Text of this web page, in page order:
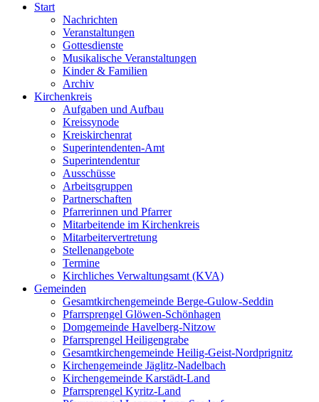
Start
Nachrichten
Veranstaltungen
Gottesdienste
Musikalische Veranstaltungen
Kinder & Familien
Archiv
Kirchenkreis
Aufgaben und Aufbau
Kreissynode
Kreiskirchenrat
Superintendenten-Amt
Superintendentur
Ausschüsse
Arbeitsgruppen
Partnerschaften
Pfarrerinnen und Pfarrer
Mitarbeitende im Kirchenkreis
Mitarbeitervertretung
Stellenangebote
Termine
Kirchliches Verwaltungsamt (KVA)
Gemeinden
Gesamtkirchengemeinde Berge-Gulow-Seddin
Pfarrsprengel Glöwen-Schönhagen
Domgemeinde Havelberg-Nitzow
Pfarrsprengel Heiligengrabe
Gesamtkirchengemeinde Heilig-Geist-Nordprignitz
Kirchengemeinde Jäglitz-Nadelbach
Kirchengemeinde Karstädt-Land
Pfarrsprengel Kyritz-Land